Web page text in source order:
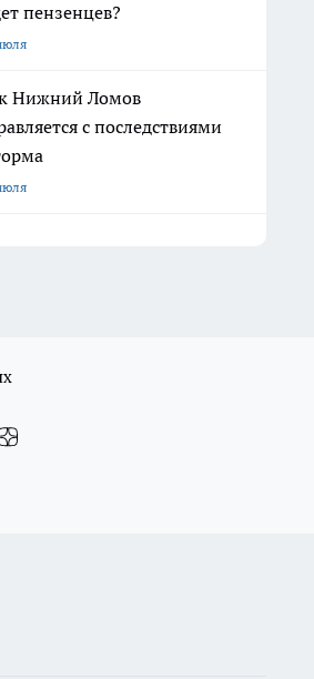
пензенцев?
Нижний Ломов
с последствиями